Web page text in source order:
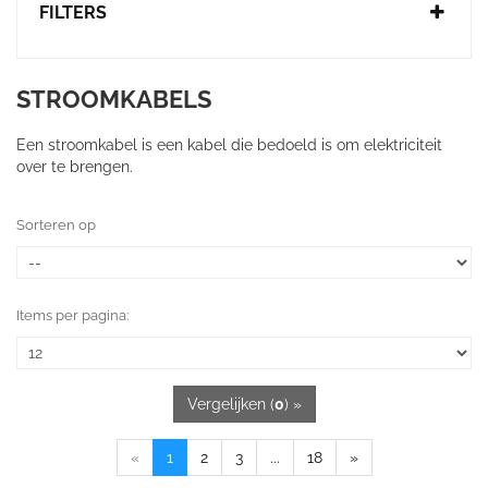
FILTERS
STROOMKABELS
Een stroomkabel is een kabel die bedoeld is om elektriciteit
over te brengen.
Sorteren op
Items per pagina:
Vergelijken (0) »
« 1 2 3 ... 18 »